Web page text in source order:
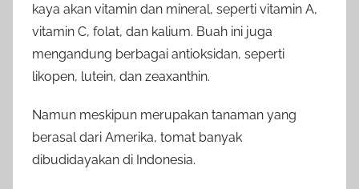
kaya akan vitamin dan mineral, seperti vitamin A,
vitamin C, folat, dan kalium. Buah ini juga
mengandung berbagai antioksidan, seperti
likopen, lutein, dan zeaxanthin.
Namun meskipun merupakan tanaman yang
berasal dari Amerika, tomat banyak
dibudidayakan di Indonesia.